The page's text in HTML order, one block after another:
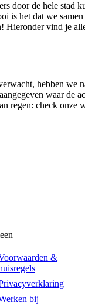
door de hele stad
is het dat we
Hieronder vind je
hebben we
waar de
regen: check onze
&
bij